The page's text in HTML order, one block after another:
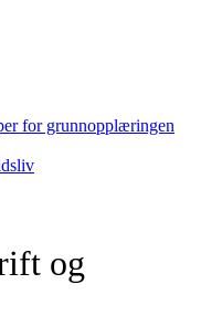
for grunnopplæringen
og